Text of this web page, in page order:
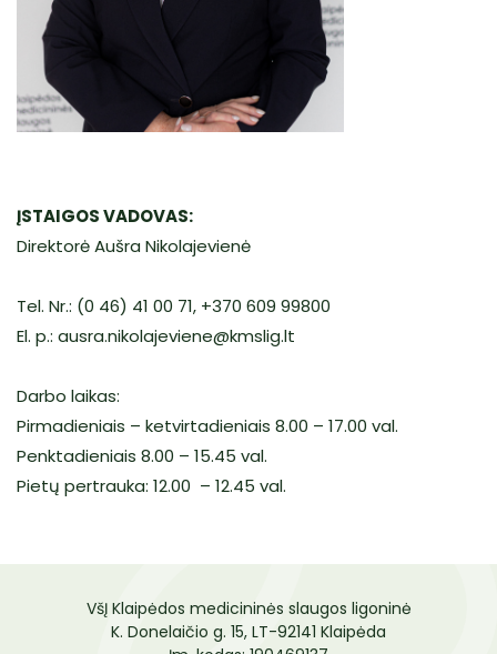
Kontaktai
Paciento sveikatos priežiūros pasitenkinimo
paslaugomis vertinimo anketa
Komisijos ir darbo grupės
ĮSTAIGOS VADOVAS:
Direktorė Aušra Nikolajevienė
Tel. Nr.: (0 46) 41 00 71, +370 609 99800
El. p.: ausra.nikolajeviene@kmslig.lt
Darbo laikas:
Pirmadieniais – ketvirtadieniais 8.00 – 17.00 val.
Penktadieniais 8.00 – 15.45 val.
Pietų pertrauka: 12.00 – 12.45 val.
VšĮ Klaipėdos medicininės slaugos ligoninė
K. Donelaičio g. 15, LT-92141 Klaipėda